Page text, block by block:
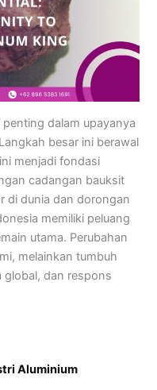
dalam upayanya
besar ini berawal
menjadi fondasi
cadangan bauksit
di dunia dan dorongan
memiliki peluang
utama. Perubahan
melainkan tumbuh
global, dan respons
Aluminium